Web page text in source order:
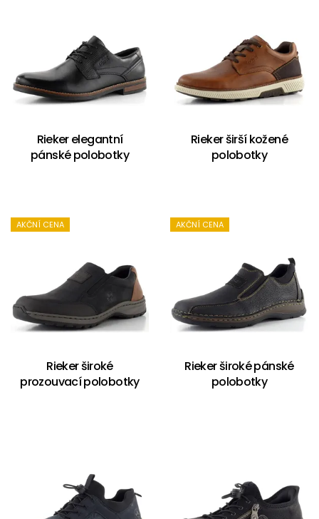
Rieker elegantní
pánské polobotky
Rieker širší kožené
polobotky
AKČNÍ CENA
Rieker široké
prozouvací polobotky
AKČNÍ CENA
Rieker široké pánské
polobotky